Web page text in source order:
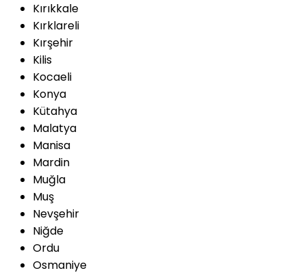
Kırıkkale
Kırklareli
Kırşehir
Kilis
Kocaeli
Konya
Kütahya
Malatya
Manisa
Mardin
Muğla
Muş
Nevşehir
Niğde
Ordu
Osmaniye